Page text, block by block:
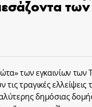
των εγκαινίων
τις τραγικές
δημόσιας